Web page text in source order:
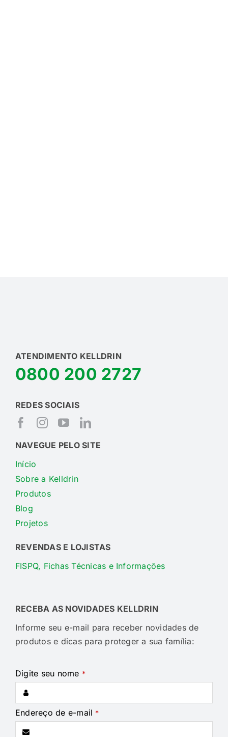
ATENDIMENTO KELLDRIN
0800 200 2727
REDES SOCIAIS
NAVEGUE PELO SITE
Início
Sobre a Kelldrin
Produtos
Blog
Projetos
REVENDAS E LOJISTAS
FISPQ, Fichas Técnicas e Informações
RECEBA AS NOVIDADES KELLDRIN
Informe seu e-mail para receber novidades de
produtos e dicas para proteger a sua família:
Digite seu nome *
Endereço de e-mail *